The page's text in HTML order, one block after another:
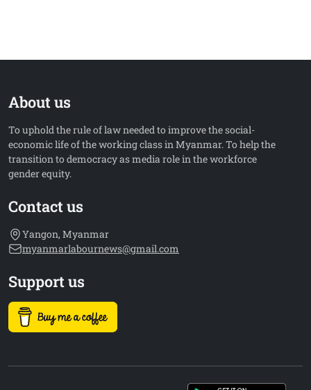
About us
To uphold the rule of law needed to improve the social-
economic life of the working class in Myanmar. To help the
transition to democracy as media role in the workforce
gender equity.
Contact us
Yangon, Myanmar
myanmarlabournews@gmail.com
Support us